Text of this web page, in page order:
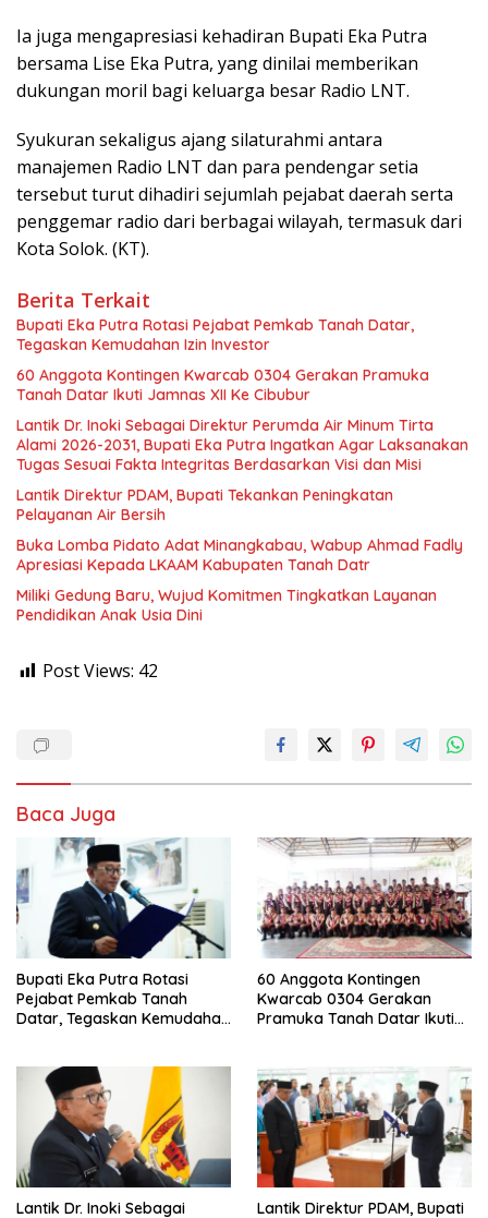
Ia juga mengapresiasi kehadiran Bupati Eka Putra
bersama Lise Eka Putra, yang dinilai memberikan
dukungan moril bagi keluarga besar Radio LNT.
Syukuran sekaligus ajang silaturahmi antara
manajemen Radio LNT dan para pendengar setia
tersebut turut dihadiri sejumlah pejabat daerah serta
penggemar radio dari berbagai wilayah, termasuk dari
Kota Solok. (KT).
Berita Terkait
Bupati Eka Putra Rotasi Pejabat Pemkab Tanah Datar,
Tegaskan Kemudahan Izin Investor
60 Anggota Kontingen Kwarcab 0304 Gerakan Pramuka
Tanah Datar Ikuti Jamnas XII Ke Cibubur
Lantik Dr. Inoki Sebagai Direktur Perumda Air Minum Tirta
Alami 2026-2031, Bupati Eka Putra Ingatkan Agar Laksanakan
Tugas Sesuai Fakta Integritas Berdasarkan Visi dan Misi
Lantik Direktur PDAM, Bupati Tekankan Peningkatan
Pelayanan Air Bersih
Buka Lomba Pidato Adat Minangkabau, Wabup Ahmad Fadly
Apresiasi Kepada LKAAM Kabupaten Tanah Datr
Miliki Gedung Baru, Wujud Komitmen Tingkatkan Layanan
Pendidikan Anak Usia Dini
Post Views: 42
Baca Juga
Bupati Eka Putra Rotasi
Pejabat Pemkab Tanah
Datar, Tegaskan Kemudahan
60 Anggota Kontingen
Kwarcab 0304 Gerakan
Pramuka Tanah Datar Ikuti
Lantik Dr. Inoki Sebagai
Lantik Direktur PDAM, Bupati